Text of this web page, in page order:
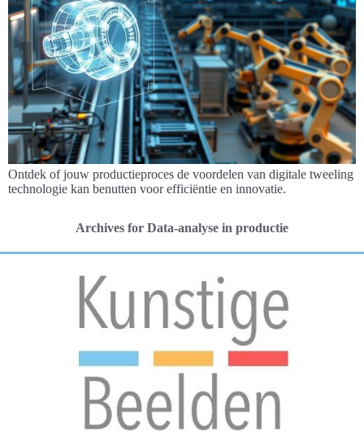
Ontdek of jouw productieproces de voordelen van digitale tweeling
technologie kan benutten voor efficiëntie en innovatie.
Archives for Data-analyse in productie